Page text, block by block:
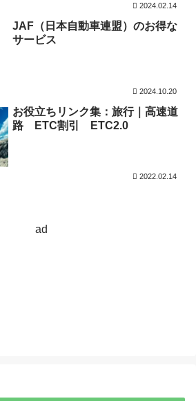
2024.02.14
JAF（日本自動車連盟）のお得な
サービス
2024.10.20
お役立ちリンク集：旅行｜高速道
路 ETC割引 ETC2.0
2022.02.14
ad